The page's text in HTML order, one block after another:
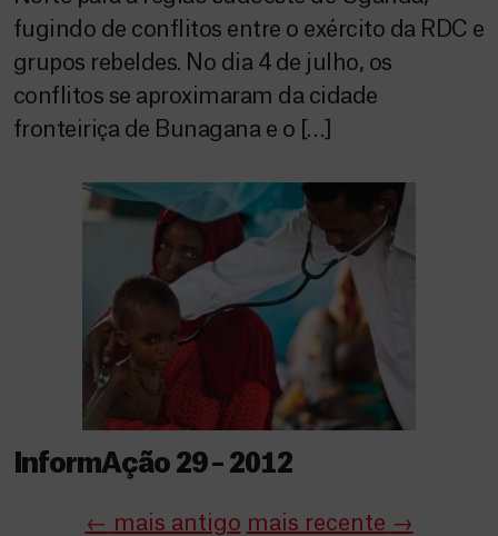
fugindo de conflitos entre o exército da RDC e
grupos rebeldes. No dia 4 de julho, os
conflitos se aproximaram da cidade
fronteiriça de Bunagana e o […]
InformAção 29 – 2012
← mais antigo mais recente →